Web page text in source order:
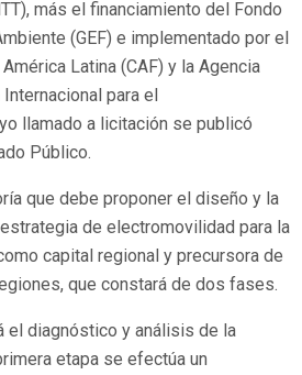
más el financiamiento del Fondo
(GEF) e implementado por el
Latina (CAF) y la Agencia
para el
llamado a licitación se publicó
Público.
que debe proponer el diseño y la
de electromovilidad para la
capital regional y precursora de
que constará de dos fases.
el diagnóstico y análisis de la
etapa se efectúa un